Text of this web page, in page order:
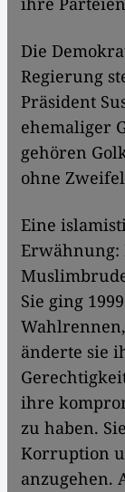
Die
Regierung
Präsident
ehemaliger
gehören
ohne
Eine
Sie ging
änderte sie
ihre
zu haben.
Korruption
anzugehen.